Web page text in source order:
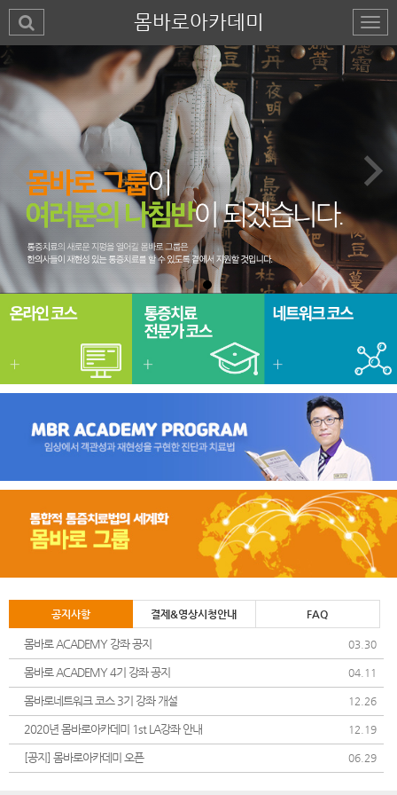
몸바로아카데미
공지사항 결제&영상시청안내 FAQ
몸바로 ACADEMY 강좌 공지 03.30
몸바로 ACADEMY 4기 강좌 공지 04.11
몸바로네트워크 코스 3기 강좌 개설 12.26
2020년 몸바로아카데미 1st LA강좌 안내 12.19
[공지] 몸바로아카데미 오픈 06.29